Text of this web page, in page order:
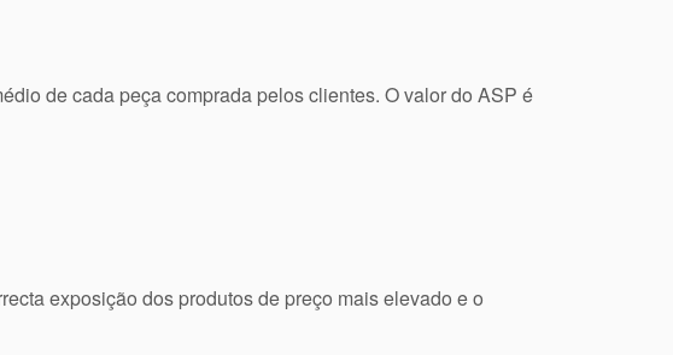
de cada peça comprada pelos clientes. O valor do ASP é
exposição dos produtos de preço mais elevado e o